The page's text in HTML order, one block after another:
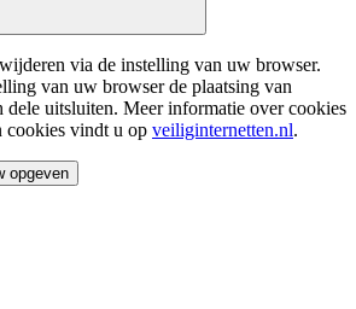
via de instelling van uw browser.
van uw browser de plaatsing van
dele uitsluiten. Meer informatie over cookies
cookies vindt u op veiliginternetten.nl.
opgeven